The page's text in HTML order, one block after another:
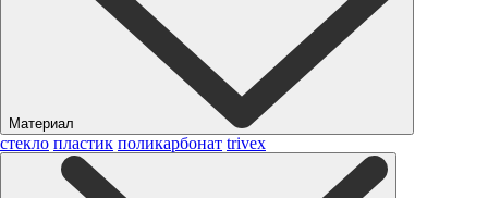
Материал
стекло пластик поликарбонат trivex